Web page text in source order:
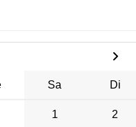
Sa Di
1 2